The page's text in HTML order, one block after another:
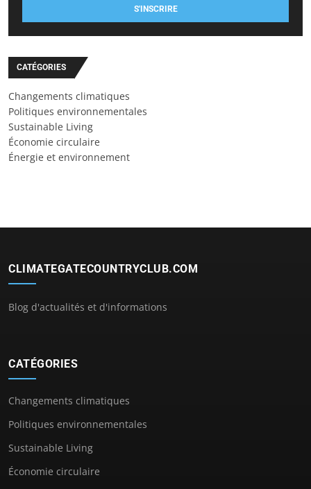
S'INSCRIRE
CATÉGORIES
Changements climatiques
Politiques environnementales
Sustainable Living
Économie circulaire
Énergie et environnement
CLIMATEGATECOUNTRYCLUB.COM
Blog d'actualités et d'informations
CATÉGORIES
Changements climatiques
Politiques environnementales
Sustainable Living
Économie circulaire